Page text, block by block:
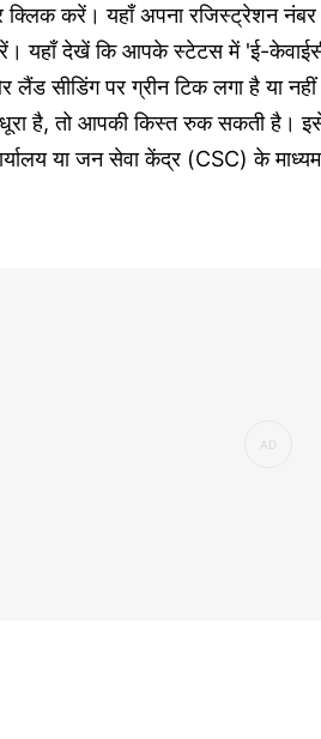
क्लिक करें। यहाँ अपना रजिस्ट्रेशन
यहाँ देखें कि आपके स्टेटस में 'ई-
लैंड सीडिंग पर ग्रीन टिक लगा है या
है, तो आपकी किस्त रुक सकती है।
या जन सेवा केंद्र (CSC) के